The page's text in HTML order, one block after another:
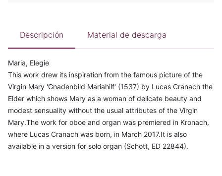
Descripción Material de descarga
Maria, Elegie
This work drew its inspiration from the famous picture of the
Virgin Mary 'Gnadenbild Mariahilf' (1537) by Lucas Cranach the
Elder which shows Mary as a woman of delicate beauty and
modest sensuality without the usual attributes of the Virgin
Mary.The work for oboe and organ was premiered in Kronach,
where Lucas Cranach was born, in March 2017.It is also
available in a version for solo organ (Schott, ED 22844).